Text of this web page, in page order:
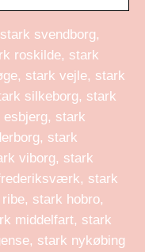
svendborg,
roskilde, stark
stark vejle, stark
silkeborg, stark
stark
stark
viborg, stark
stark
stark hobro,
middelfart, stark
stark nykøbing